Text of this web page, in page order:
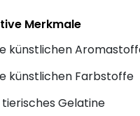
des
Merkmale
künstlichen
künstlichen Farbstoffe
tierisches Gelatine